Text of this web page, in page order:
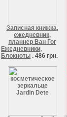
Записная книжка,
ежедневник,
планнер Ван Гог
Ежедневники,
Блокноты . 486 грн.